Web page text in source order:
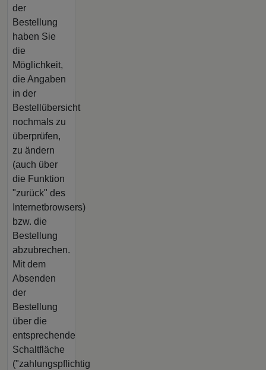
der
Bestellung
haben Sie
die
Möglichkeit,
die Angaben
in der
Bestellübersicht
nochmals zu
überprüfen,
zu ändern
(auch über
die Funktion
"zurück" des
Internetbrowsers)
bzw. die
Bestellung
abzubrechen.
Mit dem
Absenden
der
Bestellung
über die
entsprechende
Schaltfläche
("zahlungspflichtig